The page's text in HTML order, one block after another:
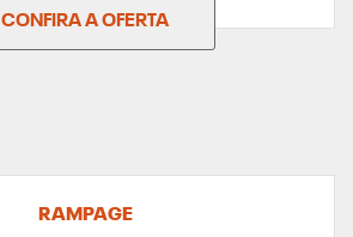
CONFIRA A OFERTA
RAMPAGE